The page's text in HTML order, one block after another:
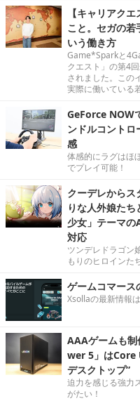
【キャリアク
こと。セガの若
いう働き方
Game*Sparkと
クエスト」の第4
されました。この
実際に働いている
GeForce NOW
ンドルコント
感
体感的にラグはほ
でプレイ可能！
クーデレからス
りな人外娘た
少女」テーマの
対応
ツンデレドラゴン
もりのヒロインた
ゲームコマー
Xsollaの最新情報
AAAゲームも
wer 5」はCore
デスクトップ”
迫力を感じる強力
がたい！